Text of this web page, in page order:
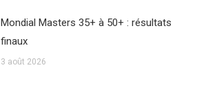
Mondial Masters 35+ à 50+ : résultats
finaux
3 août 2026